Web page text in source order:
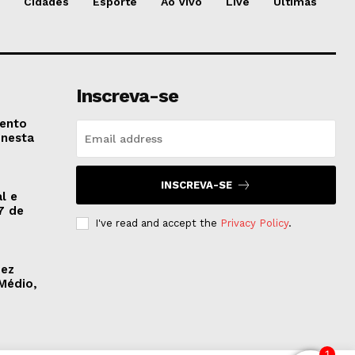
e
de
Inscreva-se
INSCREVA-SE
I've read and accept the Privacy Policy.